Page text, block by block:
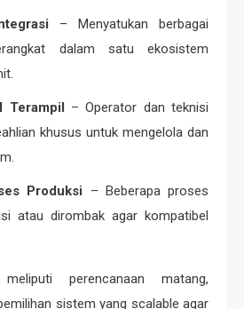
– Menyatukan berbagai
dalam satu ekosistem
Terampil – Operator dan teknisi
khusus untuk mengelola dan
Produksi – Beberapa proses
atau dirombak agar kompatibel
perencanaan matang,
sistem yang scalable agar